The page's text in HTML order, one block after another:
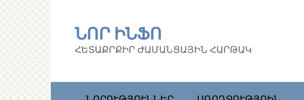
ՆՈՐ ԻՆՖՈ
ՀԵՏԱՔՐՔԻՐ ԺԱՄԱՆՑԱՅԻՆ ՀԱՐԹԱԿ